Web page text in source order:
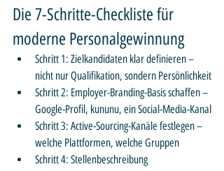
Die 7-Schritte-Checkliste für
moderne Personalgewinnung
Schritt 1: Zielkandidaten klar definieren –
nicht nur Qualifikation, sondern Persönlichkeit
Schritt 2: Employer-Branding-Basis schaffen –
Google-Profil, kununu, ein Social-Media-Kanal
Schritt 3: Active-Sourcing-Kanäle festlegen –
welche Plattformen, welche Gruppen
Schritt 4: Stellenbeschreibung